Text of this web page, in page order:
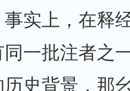
实上，在释
一批注者之
史背景，那